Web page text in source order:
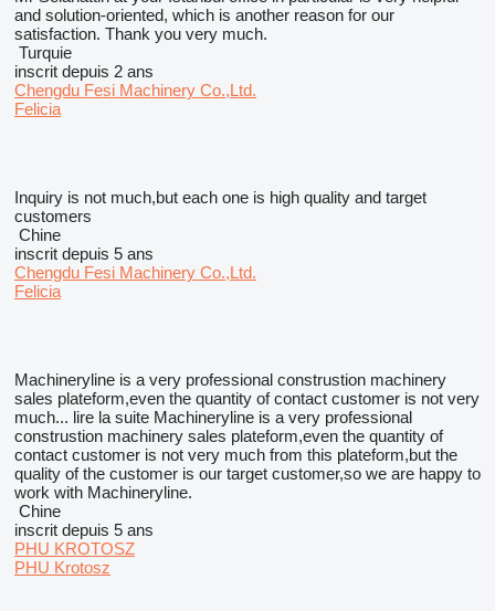
and solution-oriented, which is another reason for our
satisfaction. Thank you very much.
Turquie
inscrit depuis 2 ans
Chengdu Fesi Machinery Co.,Ltd.
Felicia
Inquiry is not much,but each one is high quality and target
customers
Chine
inscrit depuis 5 ans
Chengdu Fesi Machinery Co.,Ltd.
Felicia
Machineryline is a very professional construstion machinery
sales plateform,even the quantity of contact customer is not very
much... lire la suite Machineryline is a very professional
construstion machinery sales plateform,even the quantity of
contact customer is not very much from this plateform,but the
quality of the customer is our target customer,so we are happy to
work with Machineryline.
Chine
inscrit depuis 5 ans
PHU KROTOSZ
PHU Krotosz